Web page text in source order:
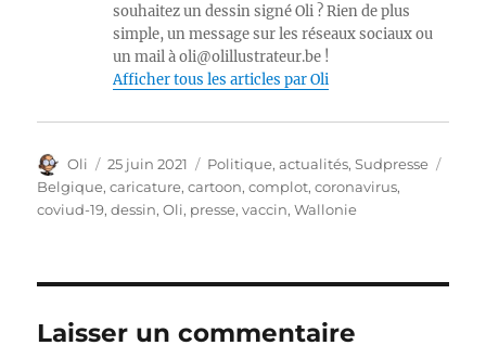
souhaitez un dessin signé Oli ? Rien de plus
simple, un message sur les réseaux sociaux ou
un mail à oli@olillustrateur.be !
Afficher tous les articles par Oli
Auteur
Oli
Publié
le
25 juin 2021 Catégories
Politique, actualités,Sudpresse
Belgique,caricature,cartoon,complot,coronavirus,
coviud-19,dessin,Oli, presse,vaccin,Wallonie
Laisser un commentaire